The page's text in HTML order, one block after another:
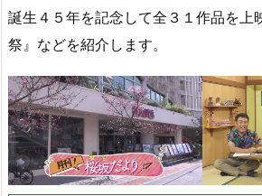
誕生４５年を記念して全３１作品を上
祭』などを紹介します。